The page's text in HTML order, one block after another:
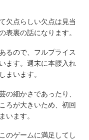
欠点らしい欠点は見当
表裏の話になります。
るので、フルプライス
ます。週末に本腰入れ
まいます。
の細かさであったり、
ろが大きいため、初回
います。
のゲームに満足してし